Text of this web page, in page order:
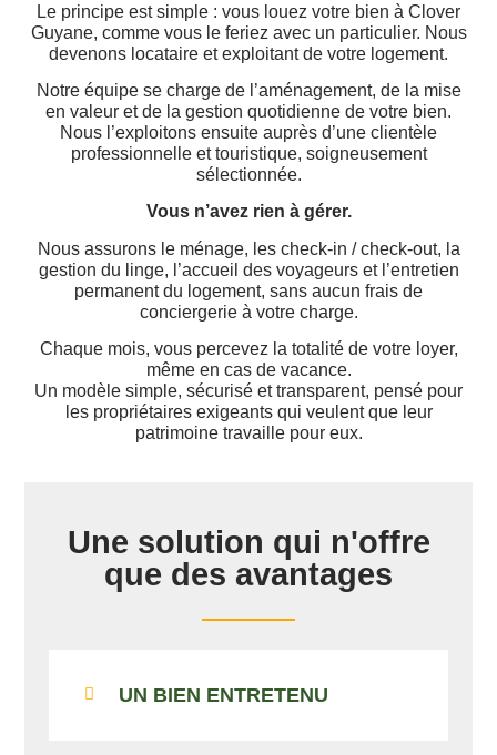
Le principe est simple : vous louez votre bien à Clover
Guyane, comme vous le feriez avec un particulier. Nous
devenons locataire et exploitant de votre logement.
Notre équipe se charge de l’aménagement, de la mise
en valeur et de la gestion quotidienne de votre bien.
Nous l’exploitons ensuite auprès d’une clientèle
professionnelle et touristique, soigneusement
sélectionnée.
Vous n’avez rien à gérer.
Nous assurons le ménage, les check-in / check-out, la
gestion du linge, l’accueil des voyageurs et l’entretien
permanent du logement, sans aucun frais de
conciergerie à votre charge.
Chaque mois, vous percevez la totalité de votre loyer,
même en cas de vacance.
Un modèle simple, sécurisé et transparent, pensé pour
les propriétaires exigeants qui veulent que leur
patrimoine travaille pour eux.
Une solution qui n'offre
que des avantages
UN BIEN ENTRETENU